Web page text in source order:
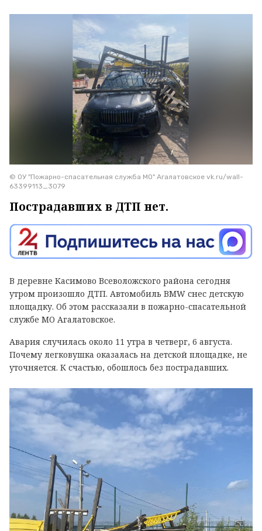
© ОУ "Пожарно-спасательная служба МО" Агалатовское vk.ru/wall-
63399113_3079
Пострадавших в ДТП нет.
В деревне Касимово Всеволожского района сегодня
утром произошло ДТП. Автомобиль BMW снес детскую
площадку. Об этом рассказали в пожарно-спасательной
службе МО Агалатовское.
Авария случилась около 11 утра в четверг, 6 августа.
Почему легковушка оказалась на детской площадке, не
уточняется. К счастью, обошлось без пострадавших.